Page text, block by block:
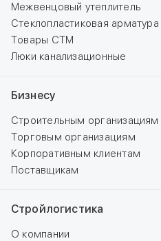
Межвенцовый утеплитель
Стеклопластиковая арматура
Товары СТМ
Люки канализационные
Бизнесу
Строительным организациям
Торговым организациям
Корпоративным клиентам
Поставщикам
Стройлогистика
О компании